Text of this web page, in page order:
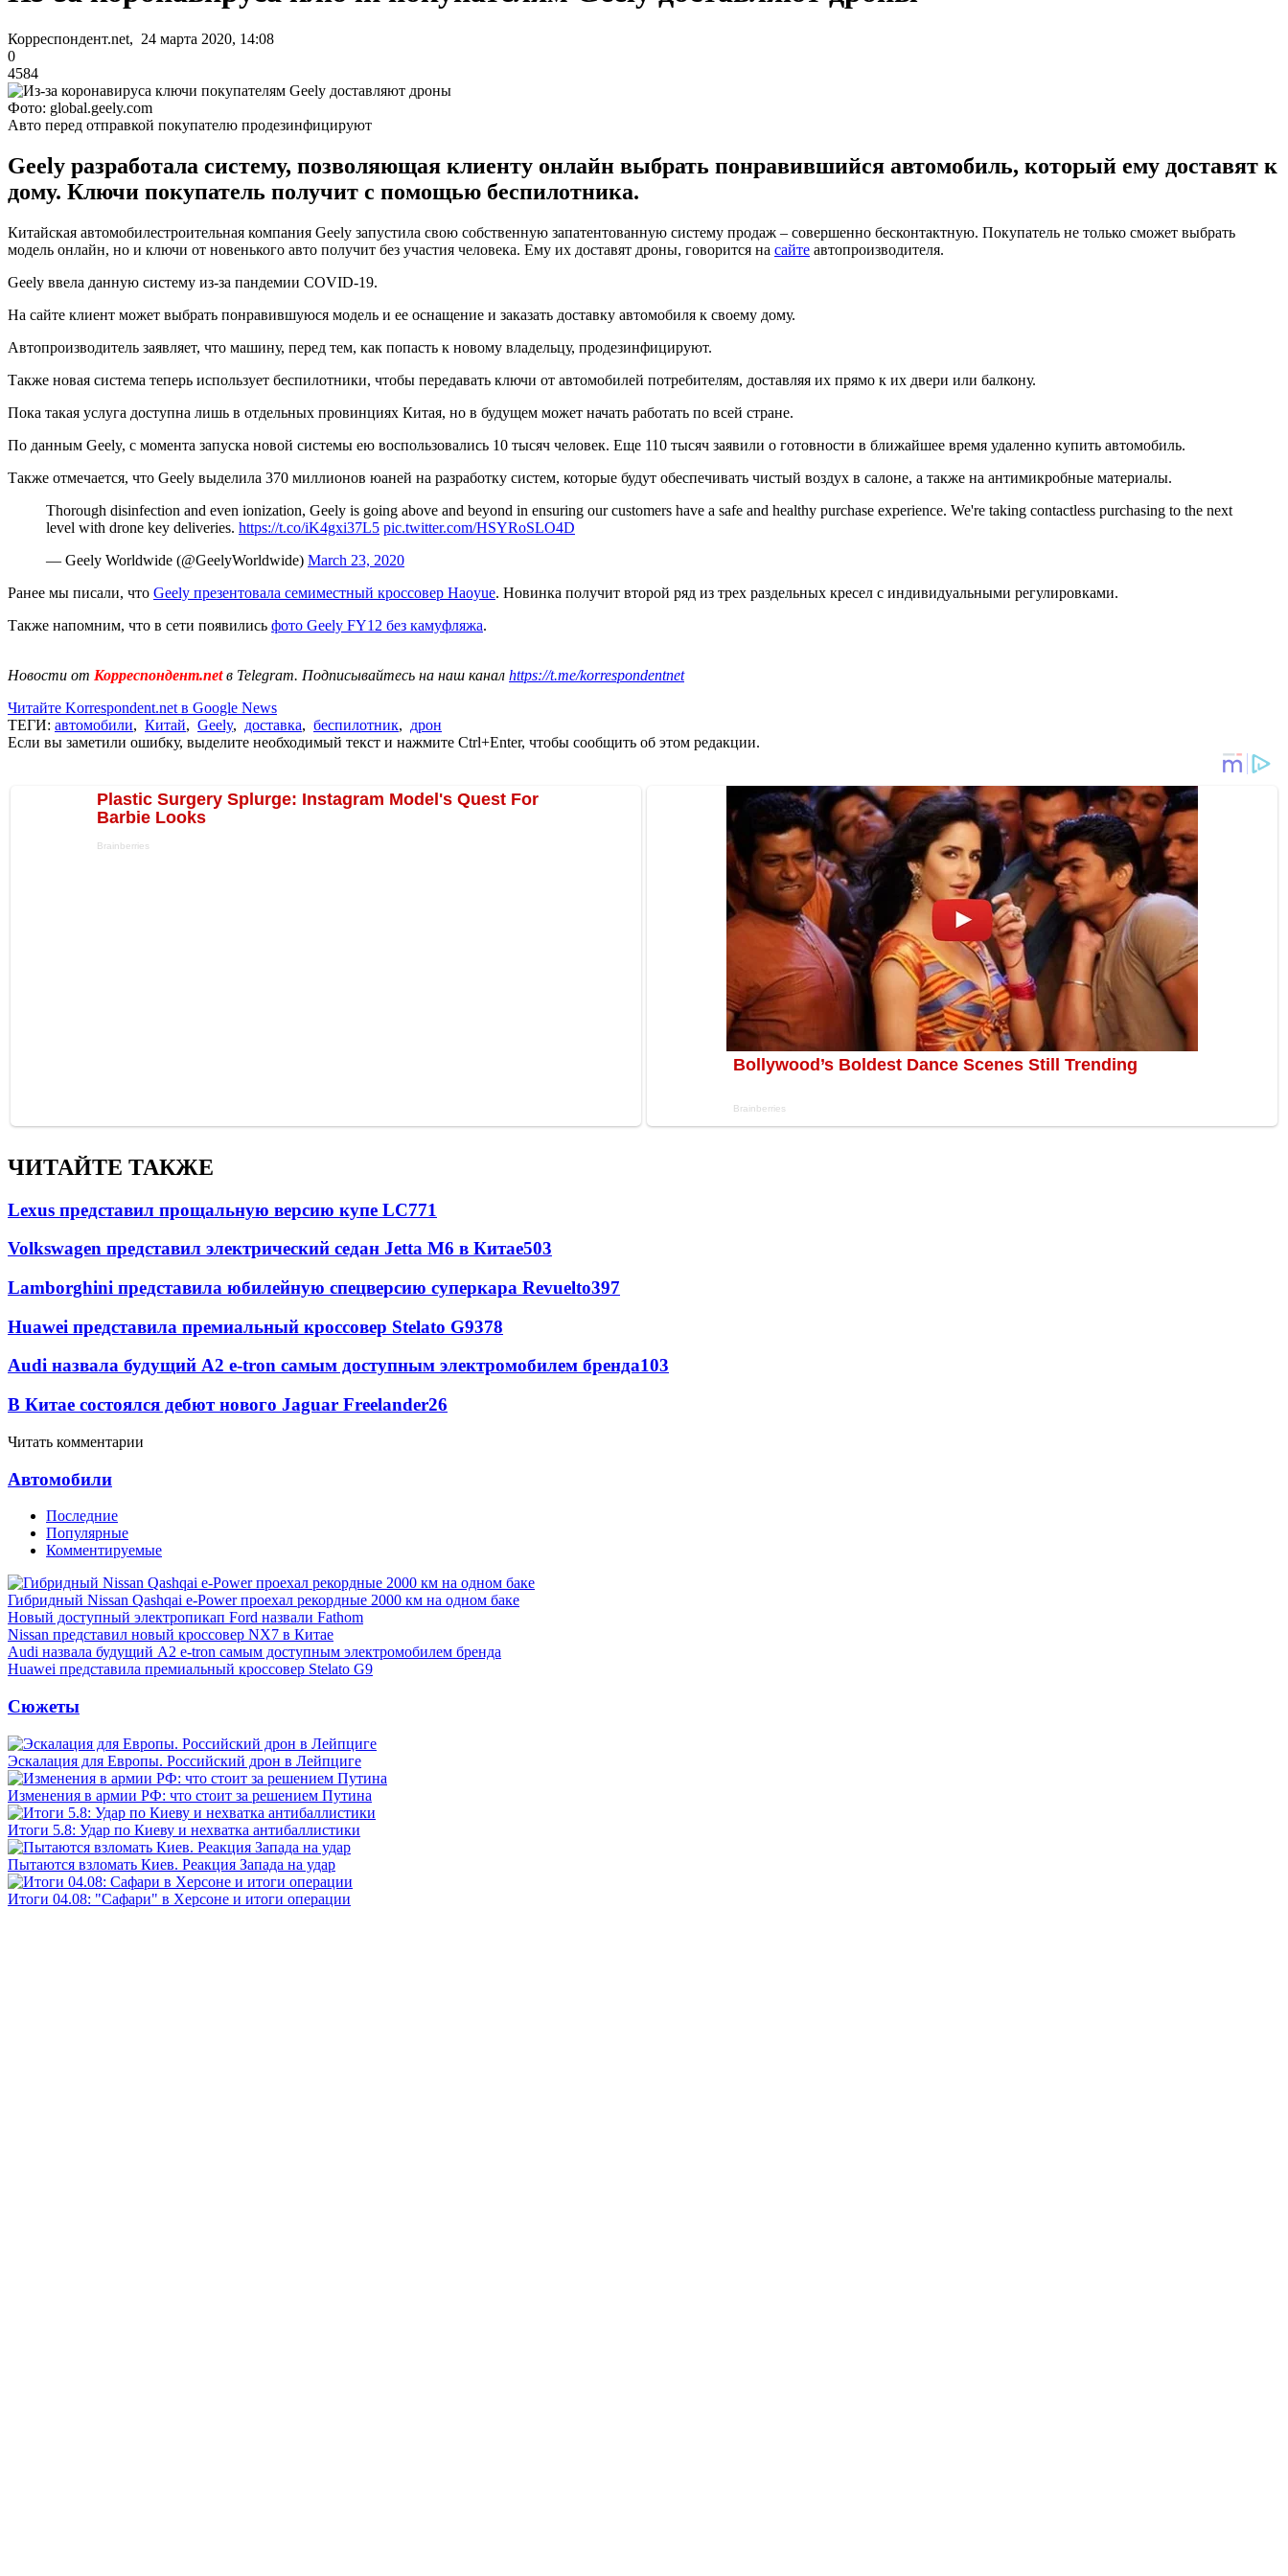
Корреспондент.net, 24 марта 2020, 14:08
0
4584
Фото: global.geely.com
Авто перед отправкой покупателю продезинфицируют
Geely разработала систему, позволяющая клиенту онлайн выбрать понравившийся автомобиль, который ему доставят к
дому. Ключи покупатель получит с помощью беспилотника.
Китайская автомобилестроительная компания Geely запустила свою собственную запатентованную систему продаж – совершенно бесконтактную. Покупатель не только сможет выбрать
модель онлайн, но и ключи от новенького авто получит без участия человека. Ему их доставят дроны, говорится на сайте автопроизводителя.
Geely ввела данную систему из-за пандемии COVID-19.
На сайте клиент может выбрать понравившуюся модель и ее оснащение и заказать доставку автомобиля к своему дому.
Автопроизводитель заявляет, что машину, перед тем, как попасть к новому владельцу, продезинфицируют.
Также новая система теперь использует беспилотники, чтобы передавать ключи от автомобилей потребителям, доставляя их прямо к их двери или балкону.
Пока такая услуга доступна лишь в отдельных провинциях Китая, но в будущем может начать работать по всей стране.
По данным Geely, с момента запуска новой системы ею воспользовались 10 тысяч человек. Еще 110 тысяч заявили о готовности в ближайшее время удаленно купить автомобиль.
Также отмечается, что Geely выделила 370 миллионов юаней на разработку систем, которые будут обеспечивать чистый воздух в салоне, а также на антимикробные материалы.
Thorough disinfection and even ionization, Geely is going above and beyond in ensuring our customers have a safe and healthy purchase experience. We're taking contactless purchasing to the next
level with drone key deliveries. https://t.co/iK4gxi37L5 pic.twitter.com/HSYRoSLO4D
— Geely Worldwide (@GeelyWorldwide) March 23, 2020
Ранее мы писали, что Geely презентовала семиместный кроссовер Haoyue. Новинка получит второй ряд из трех раздельных кресел с индивидуальными регулировками.
Также напомним, что в сети появились фото Geely FY12 без камуфляжа.
Новости от Корреспондент.netв Telegram. Подписывайтесь на наш канал https://t.me/korrespondentnet
Читайте Korrespondent.net в Google News
ТЕГИ: автомобили, Китай, Geely, доставка, беспилотник, дрон
Если вы заметили ошибку, выделите необходимый текст и нажмите Ctrl+Enter, чтобы сообщить об этом редакции.
ЧИТАЙТЕ ТАКЖЕ
Lexus представил прощальную версию купе LC771
Volkswagen представил электрический седан Jetta M6 в Китае503
Lamborghini представила юбилейную спецверсию суперкара Revuelto397
Huawei представила премиальный кроссовер Stelato G9378
Audi назвала будущий A2 e-tron самым доступным электромобилем бренда103
В Китае состоялся дебют нового Jaguar Freelander26
Читать комментарии
Автомобили
Последние
Популярные
Комментируемые
Гибридный Nissan Qashqai e-Power проехал рекордные 2000 км на одном баке
Новый доступный электропикап Ford назвали Fathom
Nissan представил новый кроссовер NX7 в Китае
Audi назвала будущий A2 e-tron самым доступным электромобилем бренда
Huawei представила премиальный кроссовер Stelato G9
Сюжеты
Эскалация для Европы. Российский дрон в Лейпциге
Изменения в армии РФ: что стоит за решением Путина
Итоги 5.8: Удар по Киеву и нехватка антибаллистики
Пытаются взломать Киев. Реакция Запада на удар
Итоги 04.08: "Сафари" в Херсоне и итоги операции